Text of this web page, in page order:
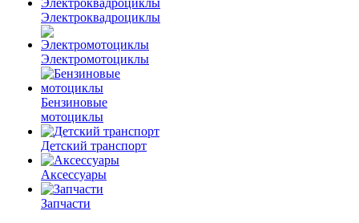
Электроквадроциклы
Электромотоциклы
Бензиновые
мотоциклы
Детский транспорт
Аксессуары
Запчасти